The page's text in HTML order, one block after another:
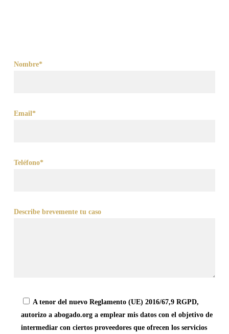
Nombre*
Email*
Teléfono*
Describe brevemente tu caso
A tenor del nuevo Reglamento (UE) 2016/67,9 RGPD,
autorizo a abogado.org a emplear mis datos con el objetivo de
intermediar con ciertos proveedores que ofrecen los servicios